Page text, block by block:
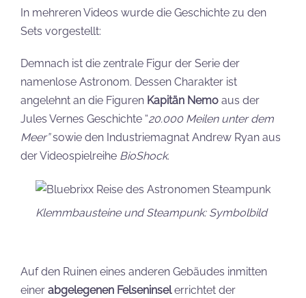
In mehreren Videos wurde die Geschichte zu den
Sets vorgestellt:
Demnach ist die zentrale Figur der Serie der
namenlose Astronom. Dessen Charakter ist
angelehnt an die Figuren Kapitän Nemo aus der
Jules Vernes Geschichte “20.000 Meilen unter dem
Meer”sowie den Industriemagnat Andrew Ryan aus
der Videospielreihe BioShock.
Klemmbausteine und Steampunk: Symbolbild
Auf den Ruinen eines anderen Gebäudes inmitten
einer abgelegenen Felseninselerrichtet der